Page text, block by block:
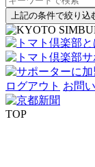
上記の条件で絞り込
ログアウト お問
TOP